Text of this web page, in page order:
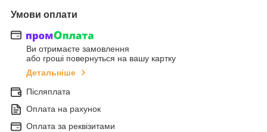
Умови оплати
Ви отримаєте замовлення
або гроші повернуться на вашу картку
Детальніше
Післяплата
Оплата на рахунок
Оплата за реквізитами